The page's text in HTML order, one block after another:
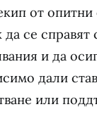
от
да се справят
и да
дали
или